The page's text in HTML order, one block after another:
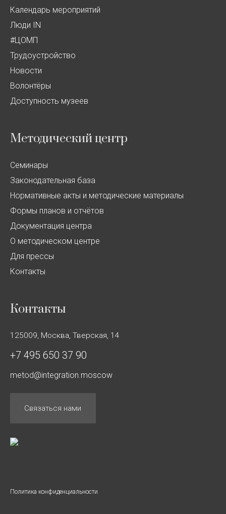
Календарь мероприятий
Люди IN
#ЦОМП
Трудоустройство
Новости
Волонтёры
Доступность музеев
Методический центр
Семинары
Законодательная база
Нормативные акты и методические материалы
Формы планов и отчётов
Документация центра
О методическом центре
Для прессы
Контакты
Контакты
125009, Москва, Тверская, 14
+7 495 650 37 90
metod@integration.moscow
Связаться нами
Политика конфиденциальности